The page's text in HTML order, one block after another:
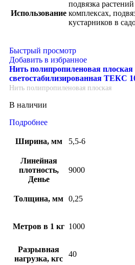
Использование
подвязка
комплексах,
кустарников в
Быстрый просмотр
Добавить в избранное
Нить полипропиленовая
светостабилизированная ТЕКС
Нить полипропиленовая плоская
В наличии
Подробнее
Ширина, мм 5,5-6
Линейная
плотность,
Денье
9000
Толщина, мм 0,25
Метров в 1 кг 1000
Разрывная
нагрузка, кгс
40